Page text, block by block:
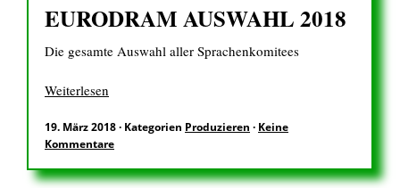
Übersetzen
Referenzen
Über mich
EURODRAM AUSWAHL 2018
Die gesamte Auswahl aller Sprachenkomitees
Weiterlesen
19. März 2018· Kategorien Produzieren · Keine
Kommentare